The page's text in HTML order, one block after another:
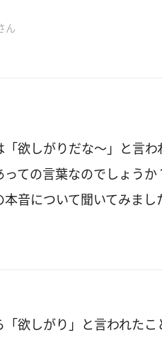
ん
「欲しがりだな〜」と言
っての言葉なのでしょう
本音について聞いてみまし
「欲しがり」と言われたこ